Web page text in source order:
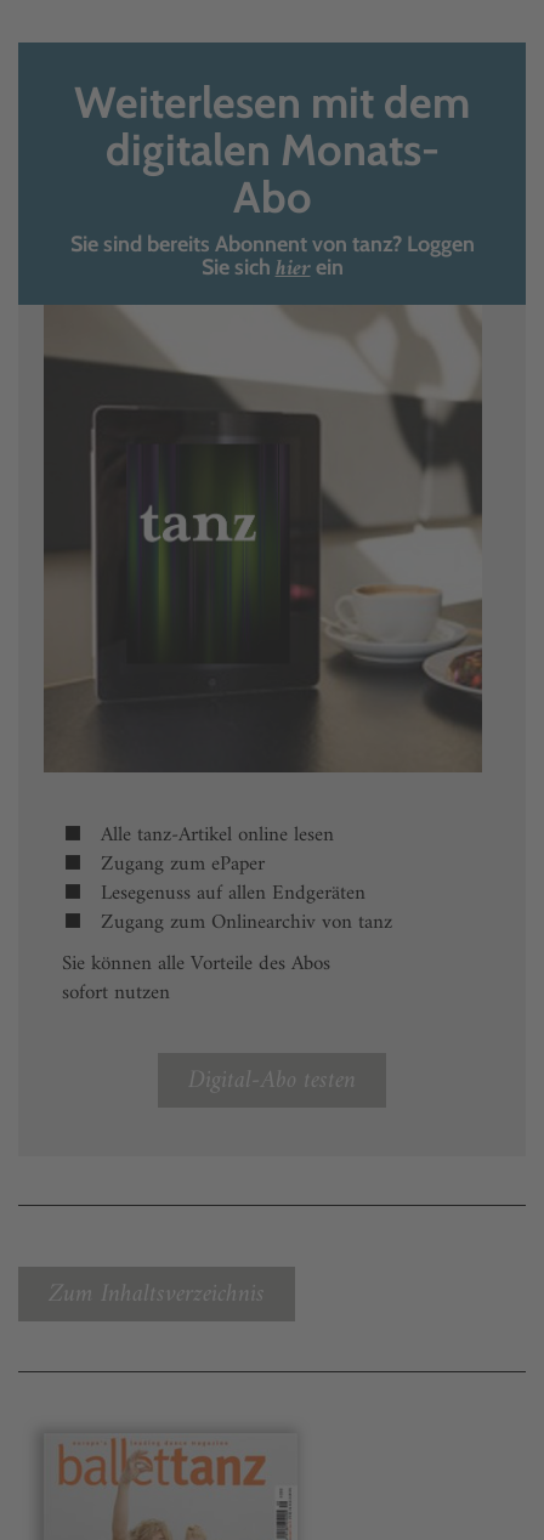
Weiterlesen mit dem
digitalen Monats-
Abo
Sie sind bereits Abonnent von tanz? Loggen
Sie sich hierein
Alle tanz-Artikel online lesen
Zugang zum ePaper
Lesegenuss auf allen Endgeräten
Zugang zum Onlinearchiv von tanz
Sie können alle Vorteile des Abos
sofort nutzen
Digital-Abo testen
Zum Inhaltsverzeichnis